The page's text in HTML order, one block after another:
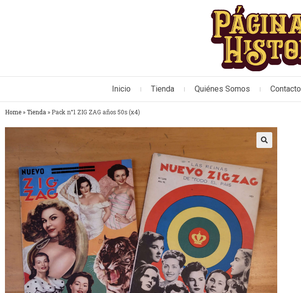
Inicio Tienda Quiénes Somos Contacto
Home » Tienda » Pack n°1 ZIG ZAG años 50s (x4)